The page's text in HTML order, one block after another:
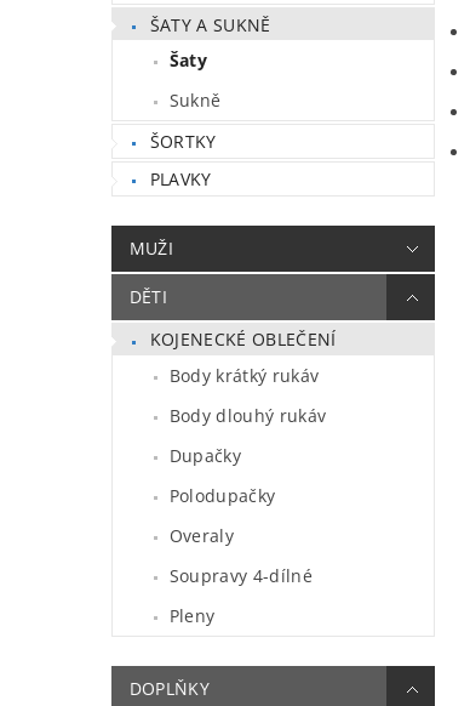
ŠATY A SUKNĚ
Šaty
Sukně
ŠORTKY
PLAVKY
MUŽI
DĚTI
KOJENECKÉ OBLEČENÍ
Body krátký rukáv
Body dlouhý rukáv
Dupačky
Polodupačky
Overaly
Soupravy 4-dílné
Pleny
DOPLŇKY